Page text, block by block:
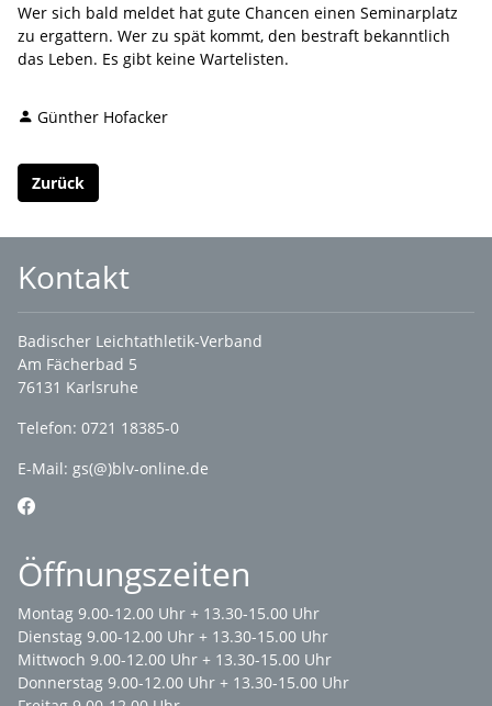
Wer sich bald meldet hat gute Chancen einen Seminarplatz
zu ergattern. Wer zu spät kommt, den bestraft bekanntlich
das Leben. Es gibt keine Wartelisten.
Günther Hofacker
Zurück
Kontakt
Badischer Leichtathletik-Verband
Am Fächerbad 5
76131 Karlsruhe
Telefon: 0721 18385-0
E-Mail: gs(@)blv-online.de
Öffnungszeiten
Montag 9.00-12.00 Uhr + 13.30-15.00 Uhr
Dienstag 9.00-12.00 Uhr + 13.30-15.00 Uhr
Mittwoch 9.00-12.00 Uhr + 13.30-15.00 Uhr
Donnerstag 9.00-12.00 Uhr + 13.30-15.00 Uhr